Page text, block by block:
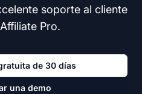
soporte al cliente
Pro.
de 30 días
una demo